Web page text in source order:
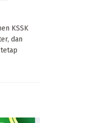
KSSK
dan